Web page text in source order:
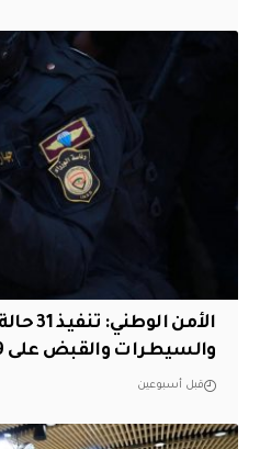
الأمن
والسيطرات والقبض على 29 مطلوباً
قبل أسبوعين